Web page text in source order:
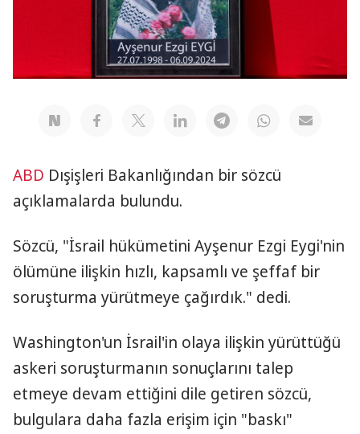
ABD Dışişleri Bakanlığından bir sözcü
açıklamalarda bulundu.
Sözcü, "İsrail hükümetini Ayşenur Ezgi Eygi'nin
ölümüne ilişkin hızlı, kapsamlı ve şeffaf bir
soruşturma yürütmeye çağırdık." dedi.
Washington'un İsrail'in olaya ilişkin yürüttüğü
askeri soruşturmanın sonuçlarını talep
etmeye devam ettiğini dile getiren sözcü,
bulgulara daha fazla erişim için "baskı"